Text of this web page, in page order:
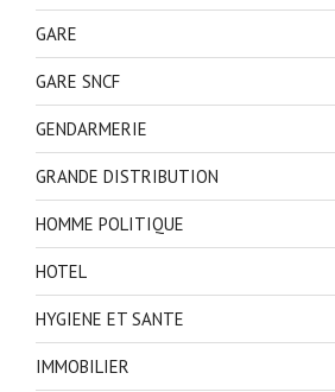
GARE
GARE SNCF
GENDARMERIE
GRANDE DISTRIBUTION
HOMME POLITIQUE
HOTEL
HYGIENE ET SANTE
IMMOBILIER